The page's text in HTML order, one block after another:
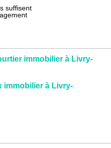
suffisent
immobilier à Livry-
immobilier à Livry-